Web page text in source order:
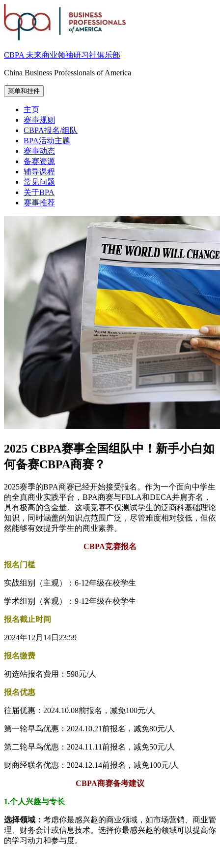
至
内
CBPA 未来商业领袖研习社俱乐部
China Business Professionals of America
菜单和挂件
主页
赛事规则
CBPA报名/组队
BPA活动主题
赛事动态
备赛资源
辅导课程
常见问题
关于BPA
赛事推荐
2025 CBPA赛事全国组队中！新手小白如
何备赛CBPA商赛？
2025赛季的BPA商赛已经开始接受报名。作为一个面向中学生
的全真商业实践平台，BPA商赛与FBLA和DECA并肩齐名，
具有极高的含金量。这项竞赛不仅测试学生的泛商科基础理论
知识，同时涵盖的知识点范围广泛，尽管难度相对较低，但依
然能够有效提升学生的商业素养。
CBPA竞赛报名
报名门槛
实战组别（主观）：6-12年级在校学生
学术组别（客观）：9-12年级在校学生
报名截止时间
2024年12月14日23:59
报名缴费
初选站报名费用：598元/人
报名优惠
往届优惠：2024.10.08前报名，减免100元/人
第一轮早鸟优惠：2024.10.21前报名，减免80元/人
第二轮早鸟优惠：2024.11.11前报名，减免50元/人
财商经联名优惠：2024.12.14前报名，减免100元/人
CBPA商赛备考建议
1.个人兴趣与专长
选择领域： 考虑你最感兴趣的商业领域，如市场营销、商业管
理、财务会计或信息技术。选择你最感兴趣的领域可以提高你
的学习动力和参与度。